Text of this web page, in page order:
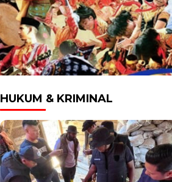
HUKUM & KRIMINAL